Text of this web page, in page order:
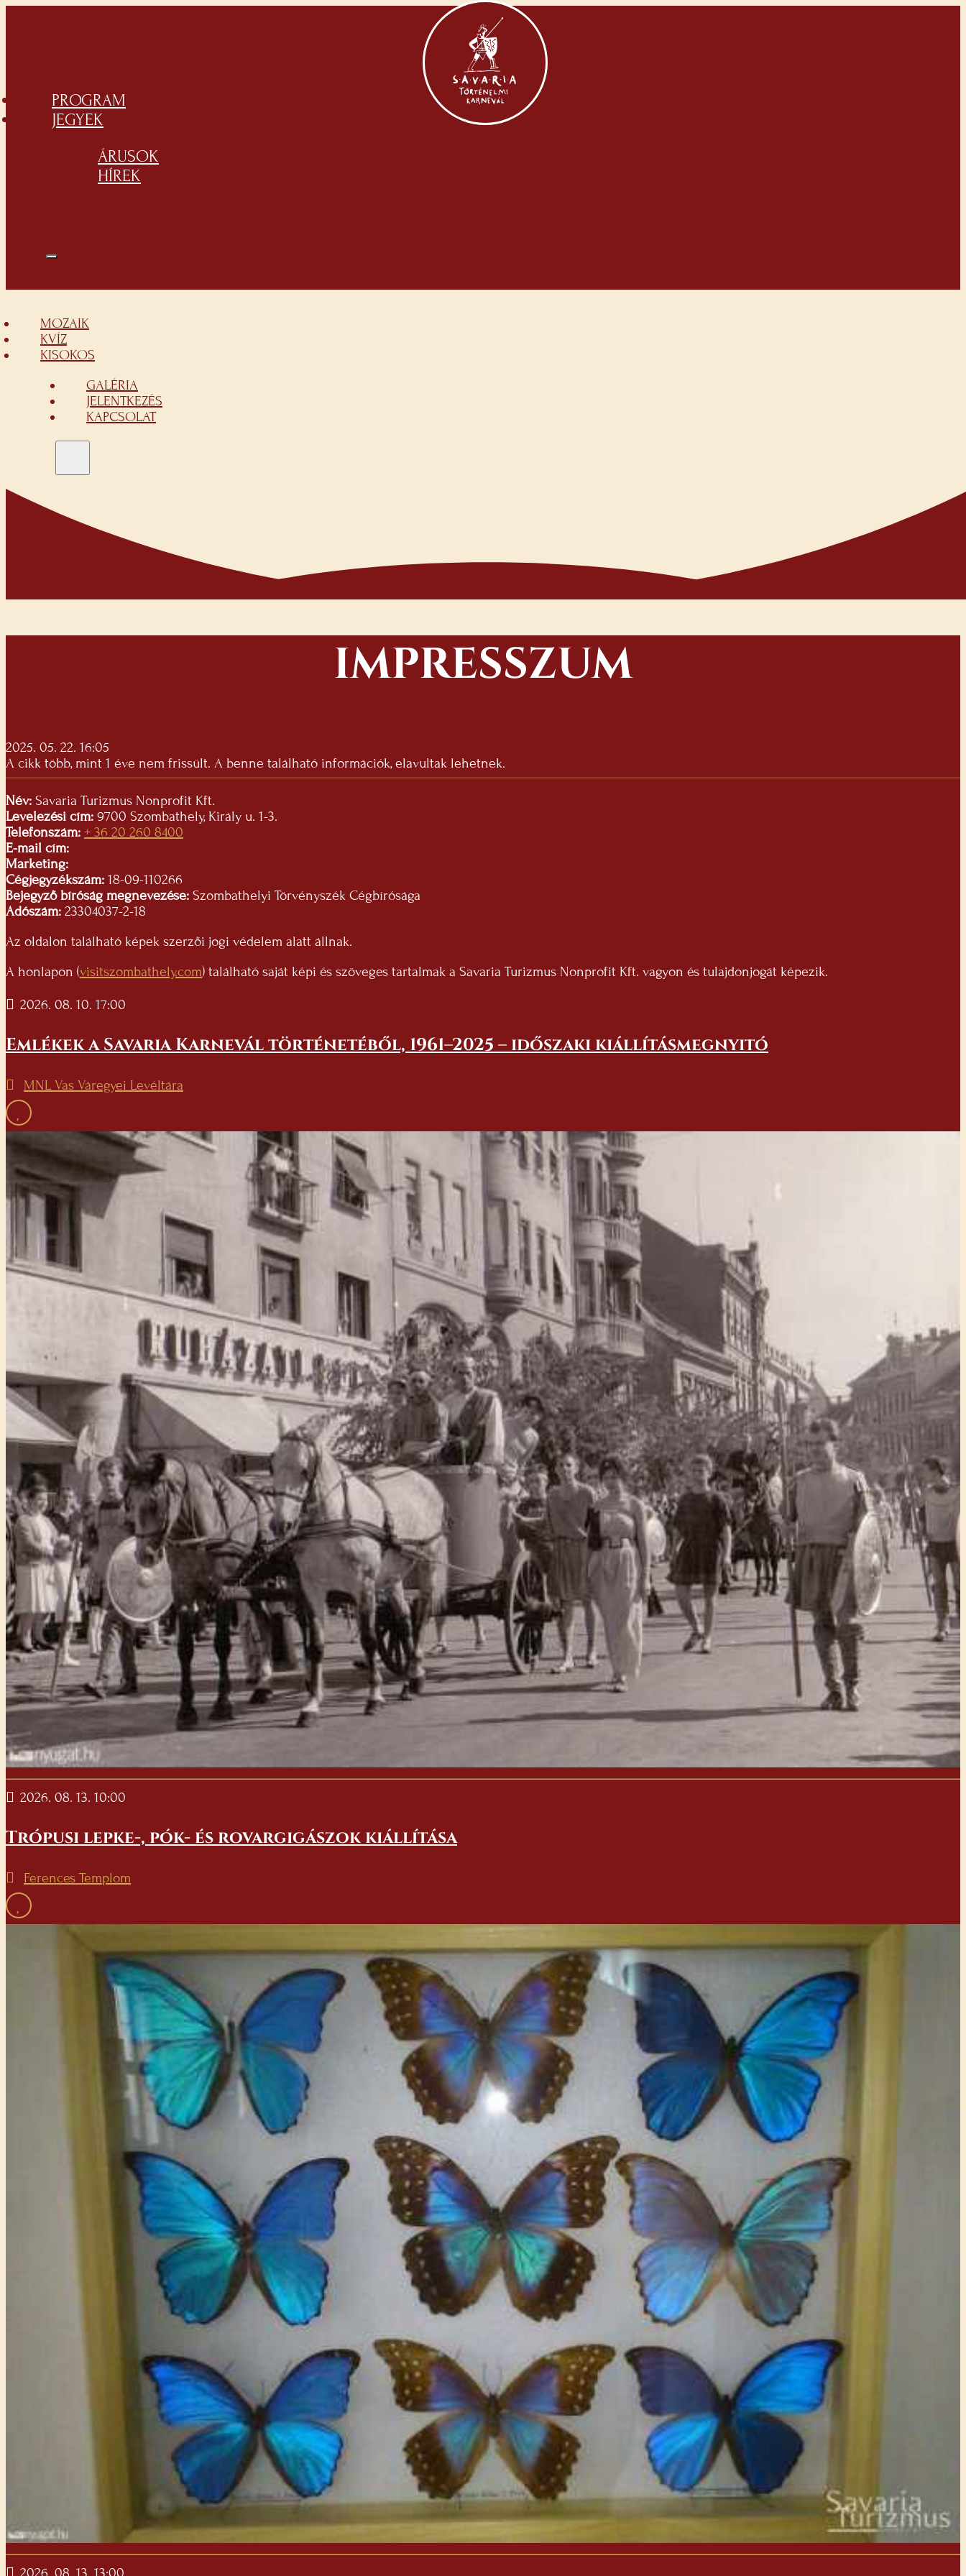
PROGRAM
JEGYEK
ÁRUSOK
HÍREK
MOZAIK
KVÍZ
KISOKOS
GALÉRIA
JELENTKEZÉS
KAPCSOLAT
IMPRESSZUM
2025. 05. 22. 16:05
A cikk több, mint 1 éve nem frissült. A benne található információk, elavultak lehetnek.
Név: Savaria Turizmus Nonprofit Kft.
Levelezési cím: 9700 Szombathely, Király u. 1-3.
Telefonszám: + 36 20 260 8400
E-mail cím:
Marketing:
Cégjegyzékszám: 18-09-110266
Bejegyző bíróság megnevezése: Szombathelyi Törvényszék Cégbírósága
Adószám: 23304037-2-18
Az oldalon található képek szerzői jogi védelem alatt állnak.
A honlapon (visitszombathely.com) található saját képi és szöveges tartalmak a Savaria Turizmus Nonprofit Kft. vagyon és tulajdonjogát képezik.
2026. 08. 10. 17:00
Emlékek a Savaria Karnevál történetéből, 1961–2025 – időszaki kiállításmegnyitó
MNL Vas Váregyei Levéltára
2026. 08. 13. 10:00
Trópusi lepke-, pók- és rovargigászok kiállítása
Ferences Templom